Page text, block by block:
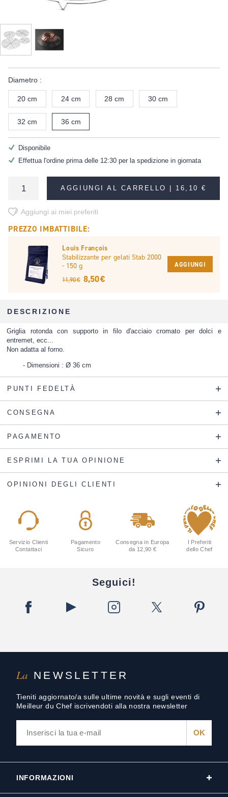
Diametro :
20 cm 24 cm 28 cm 30 cm
32 cm 36 cm
Disponibile
Effettua l'ordine prima delle 12:30 per la spedizione in giornata
AGGIUNGI AL CARRELLO | 16,10 €
Aggiungi ai miei preferiti
PREZZO IMBATTIBILE:
Louis François
Stabilizzante per gelati Stab 2000
- 150 g
11,90 € 8,50 €
AGGIUNGI
DESCRIZIONE
Griglia rotonda con supporto in filo d'acciaio cromato per dolci e
entremet, ecc...
Non adatta al forno.
Dimensioni : Ø 36 cm
PUNTI FEDELTÀ
CONSEGNA
PAGAMENTO
ESPRIMI LA TUA OPINIONE
OPINIONI DEGLI CLIENTI
La NEWSLETTER
Tieniti aggiornato/a sulle ultime novità e sugli eventi di
Meilleur du Chef iscrivendoti alla nostra newsletter
Servizio Clienti
Contattaci
Pagamento
Sicuro
Consegna in Europa
da 12,90 €
I Preferiti
dello Chef
Seguici!
INFORMAZIONI